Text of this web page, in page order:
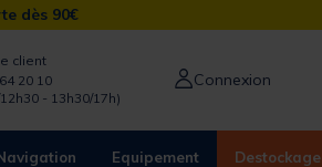
dès 90€
client
20 10
- 13h30/17h)
Connexion
Equipement Destockage